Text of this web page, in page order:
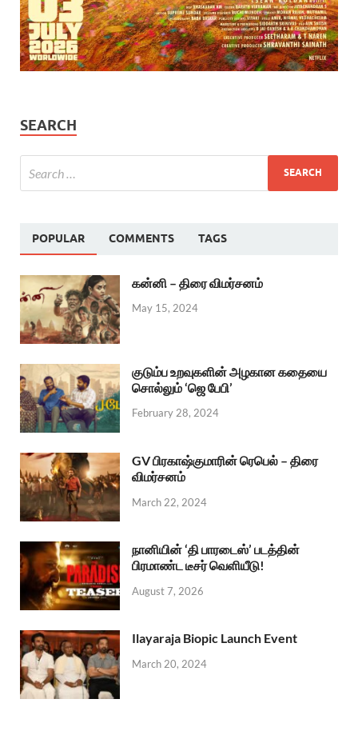
SEARCH
POPULAR COMMENTS TAGS
கன்னி – திரை விமர்சனம்
May 15, 2024
குடும்ப உறவுகளின் அழகான கதையை
சொல்லும் ‘ஜெ பேபி’
February 28, 2024
GV பிரகாஷ்குமாரின் ரெபெல் – திரை
விமர்சனம்
March 22, 2024
நானியின் ‘தி பாரடைஸ்’ படத்தின்
பிரமாண்ட டீசர் வெளியீடு!
August 7, 2026
Ilayaraja Biopic Launch Event
March 20, 2024